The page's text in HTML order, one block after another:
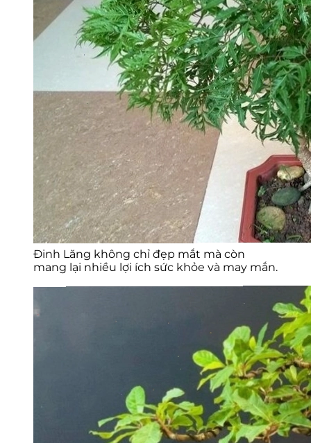
Đinh Lăng không chỉ đẹp mắt mà còn
mang lại nhiều lợi ích sức khỏe và may mắn.